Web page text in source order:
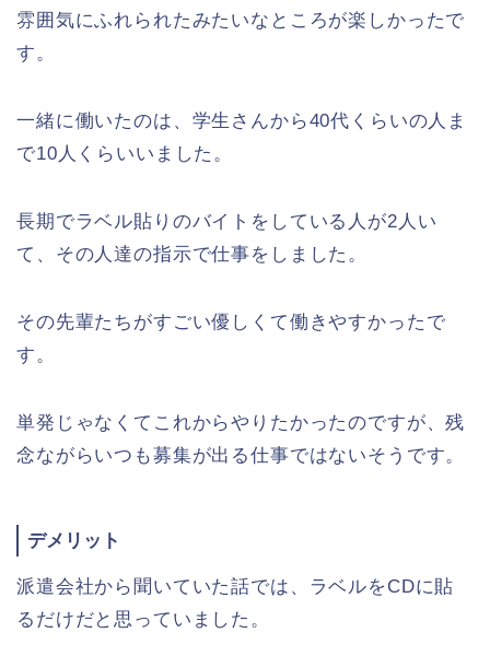
雰囲気にふれられたみたいなところが楽しかったで
す。
一緒に働いたのは、学生さんから40代くらいの人ま
で10人くらいいました。
長期でラベル貼りのバイトをしている人が2人い
て、その人達の指示で仕事をしました。
その先輩たちがすごい優しくて働きやすかったで
す。
単発じゃなくてこれからやりたかったのですが、残
念ながらいつも募集が出る仕事ではないそうです。
デメリット
派遣会社から聞いていた話では、ラベルをCDに貼
るだけだと思っていました。